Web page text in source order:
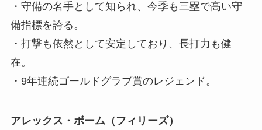
・守備の名手として知られ、今季も三塁で高い守
備指標を誇る。
・打撃も依然として安定しており、長打力も健
在。
・9年連続ゴールドグラブ賞のレジェンド。
アレックス・ボーム（フィリーズ）